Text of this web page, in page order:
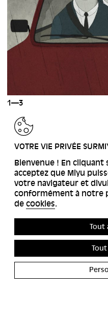
1—3
RETOUR
VOTRE VIE PRIVÉE
Bienvenue ! En cliquant
acceptez que Miyu
votre navigateur et
conformément à notre
de cookies.
Tout